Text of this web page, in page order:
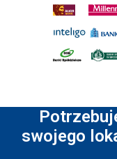
swojego